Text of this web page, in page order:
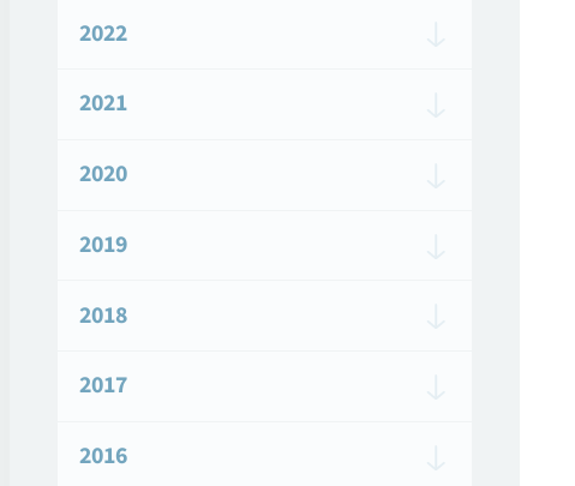
2022
2021
2020
2019
2018
2017
2016